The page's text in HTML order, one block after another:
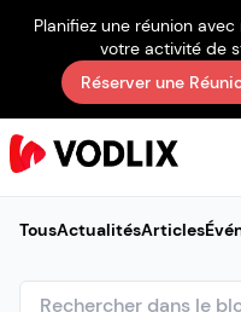
Planifiez une réunion
votre activité de
Réserver une
TousActualitésArticles